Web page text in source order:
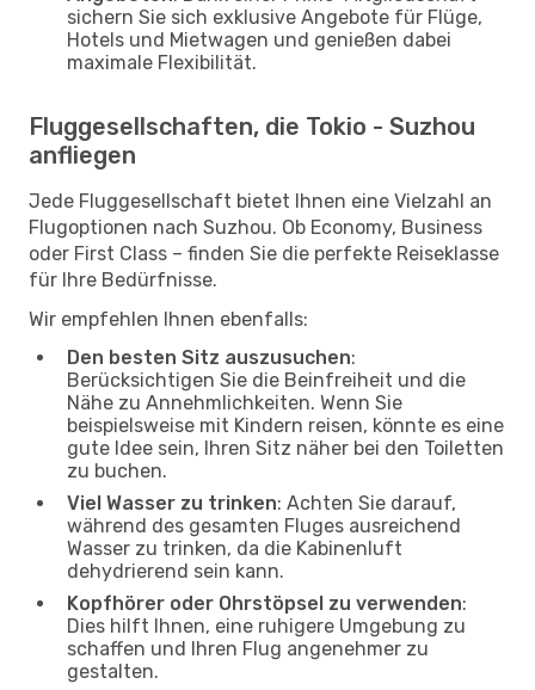
sichern Sie sich exklusive Angebote für Flüge,
Hotels und Mietwagen und genießen dabei
maximale Flexibilität.
Fluggesellschaften, die Tokio - Suzhou
anfliegen
Jede Fluggesellschaft bietet Ihnen eine Vielzahl an
Flugoptionen nach Suzhou. Ob Economy, Business
oder First Class – finden Sie die perfekte Reiseklasse
für Ihre Bedürfnisse.
Wir empfehlen Ihnen ebenfalls:
Den besten Sitz auszusuchen:
Berücksichtigen Sie die Beinfreiheit und die
Nähe zu Annehmlichkeiten. Wenn Sie
beispielsweise mit Kindern reisen, könnte es eine
gute Idee sein, Ihren Sitz näher bei den Toiletten
zu buchen.
Viel Wasser zu trinken: Achten Sie darauf,
während des gesamten Fluges ausreichend
Wasser zu trinken, da die Kabinenluft
dehydrierend sein kann.
Kopfhörer oder Ohrstöpsel zu verwenden:
Dies hilft Ihnen, eine ruhigere Umgebung zu
schaffen und Ihren Flug angenehmer zu
gestalten.